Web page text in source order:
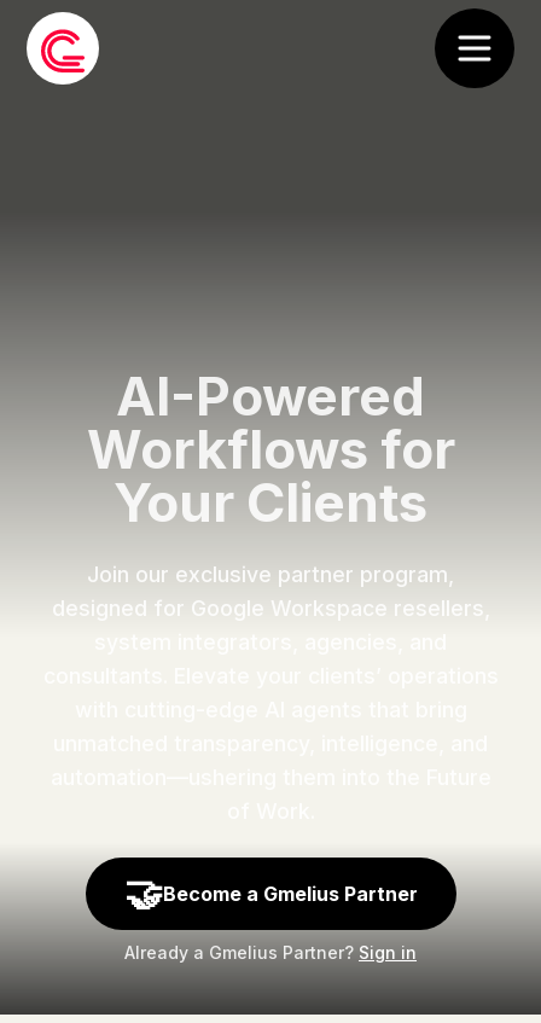
AI-Powered
Workflows for
Your Clients
Join our exclusive partner program,
designed for Google Workspace resellers,
🤝Become a Gmelius Partner
Already a Gmelius Partner? Sign in